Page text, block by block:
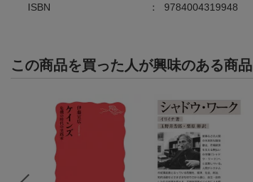
ISBN
： 9784004319948
この商品を買った人が興味のある商品